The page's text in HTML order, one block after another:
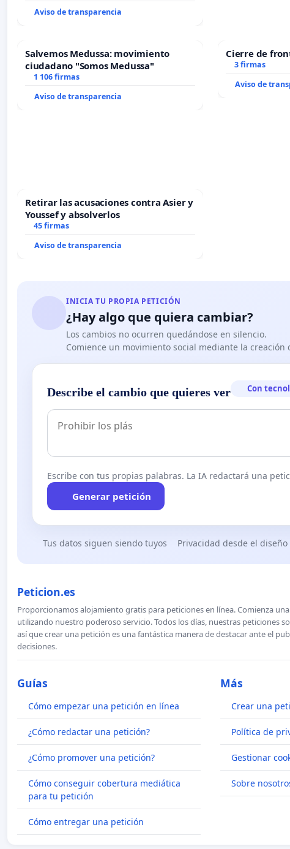
Aviso de transparencia
Salvemos Medussa: movimiento
ciudadano "Somos Medussa"
1 106 firmas
Aviso de transparencia
Cierre de
3 firmas
Aviso de
Retirar las acusaciones contra Asier y
Youssef y absolverlos
45 firmas
Aviso de transparencia
INICIA TU PROPIA PETICIÓN
¿Hay algo que quiera cambiar?
Los cambios no ocurren quedándose en silencio.
Comience un movimiento social mediante la creación
Describe el cambio que quieres ver Con
Escribe con tus propias palabras. La IA redactará una
Generar petición
Tus datos siguen siendo tuyos Privacidad desde el diseño
Peticion.es
Proporcionamos alojamiento gratis para peticiones en línea. Comienza
utilizando nuestro poderoso servicio. Todos los días, nuestras peticiones
así que crear una petición es una fantástica manera de destacar ante el
decisiones.
Guías
Cómo empezar una petición en línea
¿Cómo redactar una petición?
¿Cómo promover una petición?
Cómo conseguir cobertura mediática
para tu petición
Cómo entregar una petición
Más
Crear una
Política de
Gestionar
Sobre